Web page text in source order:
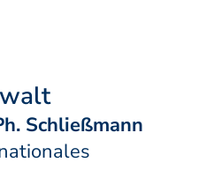
Schließmann